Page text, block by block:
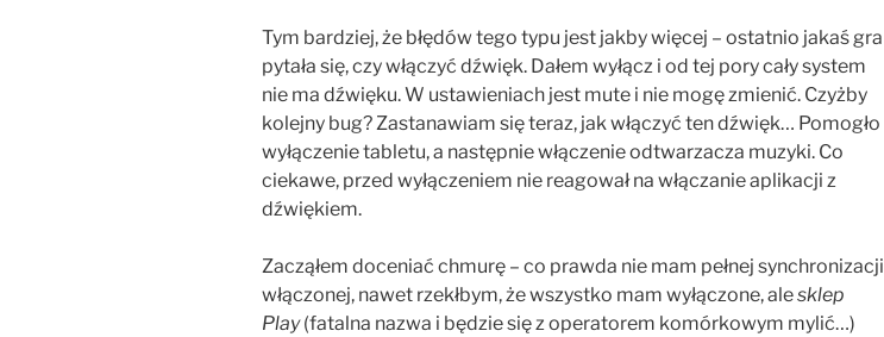
Tym bardziej, że błędów tego typu jest jakby więcej – ostatnio jakaś gra
pytała się, czy włączyć dźwięk. Dałem wyłącz i od tej pory cały system
nie ma dźwięku. W ustawieniach jest mute i nie mogę zmienić. Czyżby
kolejny bug? Zastanawiam się teraz, jak włączyć ten dźwięk… Pomogło
wyłączenie tabletu, a następnie włączenie odtwarzacza muzyki. Co
ciekawe, przed wyłączeniem nie reagował na włączanie aplikacji z
dźwiękiem.
Zacząłem doceniać chmurę – co prawda nie mam pełnej synchronizacji
włączonej, nawet rzekłbym, że wszystko mam wyłączone, alesklep
Play(fatalna nazwa i będzie się z operatorem komórkowym mylić…)